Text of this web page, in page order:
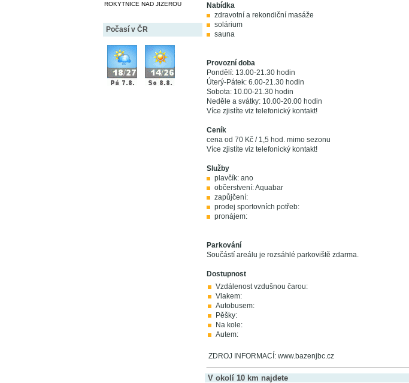
ROKYTNICE NAD JIZEROU
Počasí v ČR
Nabídka
zdravotní a rekondiční masáže
solárium
sauna
Provozní doba
Pondělí: 13.00-21.30 hodin
Úterý-Pátek: 6.00-21.30 hodin
Sobota: 10.00-21.30 hodin
Neděle a svátky: 10.00-20.00 hodin
Více zjistíte viz telefonický kontakt!
Ceník
cena od 70 Kč / 1,5 hod. mimo sezonu
Více zjistíte viz telefonický kontakt!
Služby
plavčík: ano
občerstvení: Aquabar
zapůjčení:
prodej sportovních potřeb:
pronájem:
Parkování
Součástí areálu je rozsáhlé parkoviště zdarma.
Dostupnost
Vzdálenost vzdušnou čarou:
Vlakem:
Autobusem:
Pěšky:
Na kole:
Autem:
ZDROJ INFORMACÍ: www.bazenjbc.cz
V okolí 10 km najdete